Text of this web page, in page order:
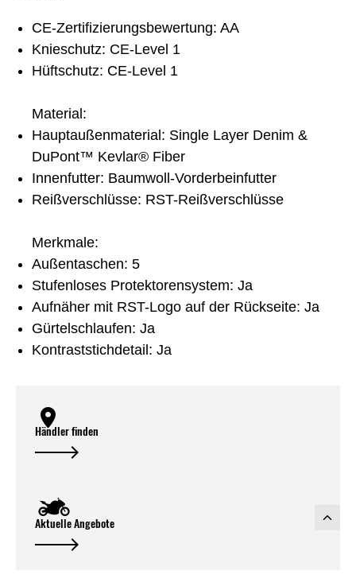
CE-Zertifizierungsbewertung: AA
Knieschutz: CE-Level 1
Hüftschutz: CE-Level 1
Material:
Hauptaußenmaterial: Single Layer Denim &
DuPont™ Kevlar® Fiber
Innenfutter: Baumwoll-Vorderbeinfutter
Reißverschlüsse: RST-Reißverschlüsse
Merkmale:
Außentaschen: 5
Stufenloses Protektorensystem: Ja
Aufnäher mit RST-Logo auf der Rückseite: Ja
Gürtelschlaufen: Ja
Kontraststichdetail: Ja
Händler finden
Aktuelle Angebote